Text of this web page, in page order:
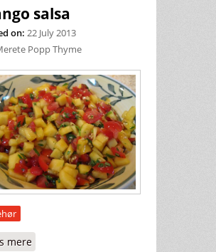
salsa
on: 22 July 2013
Popp Thyme
mere